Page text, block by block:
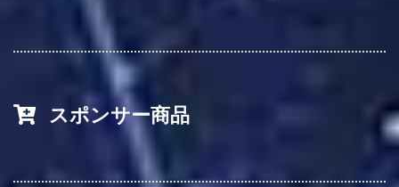
スポンサー商品